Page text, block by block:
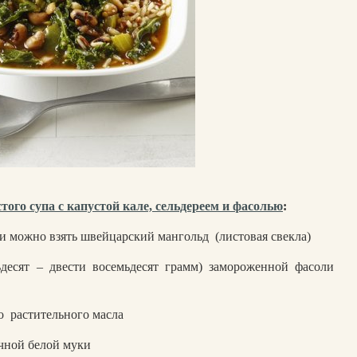
супа с капустой кале, сельдереем и фасолью:
можно взять швейцарский мангольд (листовая свекла)
– двести восемьдесят грамм) замороженной фасоли
растительного масла
белой муки